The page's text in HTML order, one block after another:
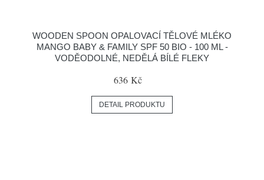
WOODEN SPOON OPALOVACÍ TĚLOVÉ MLÉKO
MANGO BABY & FAMILY SPF 50 BIO - 100 ML -
VODĚODOLNÉ, NEDĚLÁ BÍLÉ FLEKY
636 Kč
DETAIL PRODUKTU